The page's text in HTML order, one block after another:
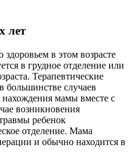
лет
в этом возрасте
в грудное отделение или
Терапевтические
большинстве случаев
мамы вместе с
возникновения
ребенок
отделение. Мама
и обычно находится в